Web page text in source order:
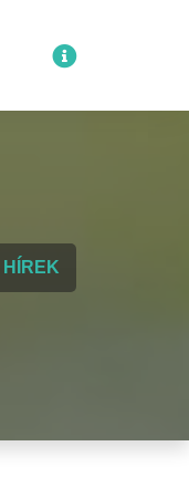
HÍREK